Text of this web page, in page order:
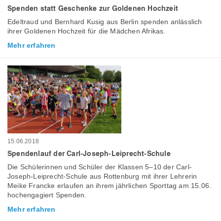
Spenden statt Geschenke zur Goldenen Hochzeit
Edeltraud und Bernhard Kusig aus Berlin spenden anlässlich
ihrer Goldenen Hochzeit für die Mädchen Afrikas.
Mehr erfahren
15.06.2018
Spendenlauf der Carl-Joseph-Leiprecht-Schule
Die Schülerinnen und Schüler der Klassen 5–10 der Carl-
Joseph-Leiprecht-Schule aus Rottenburg mit ihrer Lehrerin
Meike Francke erlaufen an ihrem jährlichen Sporttag am 15.06.
hochengagiert Spenden.
Mehr erfahren